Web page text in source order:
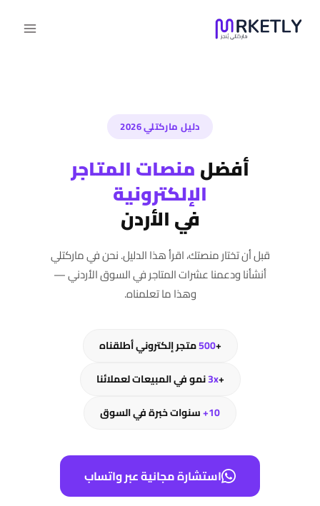
دليل ماركتلي 2026
أفضلمنصات المتاجر
الإلكترونية
في الأردن
قبل أن تختار منصتك، اقرأ هذا الدليل. نحن في ماركتلي
أنشأنا ودعمنا عشرات المتاجر في السوق الأردني —
وهذا ما تعلمناه.
+
500متجر إلكتروني أطلقناه
+
3xنمو في المبيعات لعملائنا
10+ سنوات خبرة في السوق
استشارة مجانية عبر واتساب